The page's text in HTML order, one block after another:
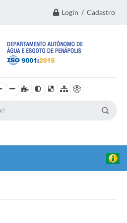
Login / Cadastro